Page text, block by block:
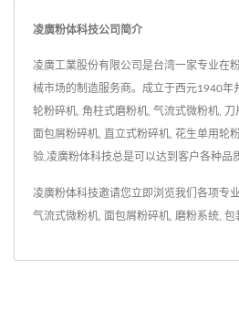
凌廣粉体科技公司简介
凌廣工業股份有限公司是台湾一家专业在
械市场的制造服务商。成立于西元1940年
轮粉碎机, 角柱式磨粉机, 气流式微粉机, 刀
面包屑粉碎机, 直立式粉碎机, 花生单用轮
验,凌廣粉体科技总是可以达到客户各种品
凌廣粉体科技邀请您立即浏览我们各项专
气流式微粉机 面包屑粉碎机 磨粉系统 包